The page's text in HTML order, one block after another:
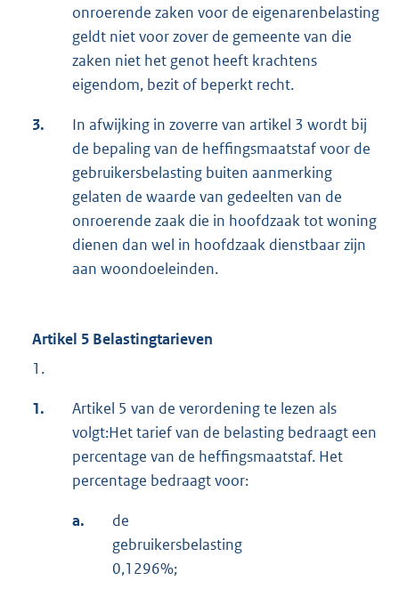
onroerende zaken voor de eigenarenbelasting
geldt niet voor zover de gemeente van die
zaken niet het genot heeft krachtens
eigendom, bezit of beperkt recht.
3.
In afwijking in zoverre van artikel 3 wordt bij
de bepaling van de heffingsmaatstaf voor de
gebruikersbelasting buiten aanmerking
gelaten de waarde van gedeelten van de
onroerende zaak die in hoofdzaak tot woning
dienen dan wel in hoofdzaak dienstbaar zijn
aan woondoeleinden.
Artikel 5 Belastingtarieven
1.
1.
Artikel 5 van de verordening te lezen als
volgt:Het tarief van de belasting bedraagt een
percentage van de heffingsmaatstaf. Het
percentage bedraagt voor:
a.
de
0,1296%;